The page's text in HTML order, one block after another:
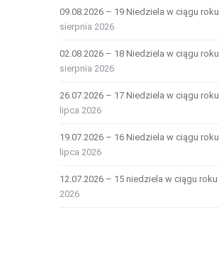
09.08.2026 – 19 Niedziela w ciągu roku
sierpnia 2026
02.08.2026 – 18 Niedziela w ciągu roku
sierpnia 2026
26.07.2026 – 17 Niedziela w ciągu roku
lipca 2026
19.07.2026 – 16 Niedziela w ciągu roku
lipca 2026
12.07.2026 – 15 niedziela w ciągu roku
2026